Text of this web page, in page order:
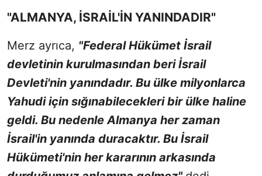
"ALMANYA, İSRAİL'İN YANINDADIR"
Merz ayrıca, "Federal Hükümet İsrail
devletinin kurulmasından beri İsrail
Devleti'nin yanındadır. Bu ülke milyonlarca
Yahudi için sığınabilecekleri bir ülke haline
geldi. Bu nedenle Almanya her zaman
İsrail'in yanında duracaktır. Bu İsrail
Hükümeti'nin her kararının arkasında